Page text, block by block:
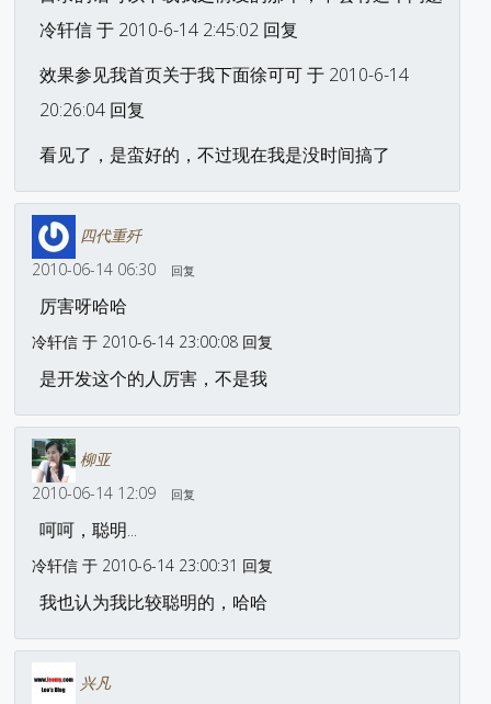
冷轩信 于 2010-6-14 2:45:02 回复
效果参见我首页关于我下面徐可可 于 2010-6-14
20:26:04 回复
看见了，是蛮好的，不过现在我是没时间搞了
四代重歼
2010-06-14 06:30
回复
厉害呀哈哈
冷轩信 于 2010-6-14 23:00:08 回复
是开发这个的人厉害，不是我
柳亚
2010-06-14 12:09
回复
呵呵，聪明...
冷轩信 于 2010-6-14 23:00:31 回复
我也认为我比较聪明的，哈哈
兴凡